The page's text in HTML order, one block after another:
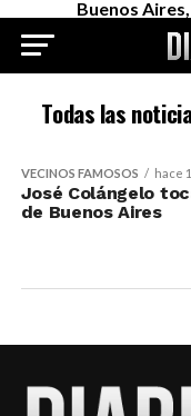
Buenos
Todas las
VECINOS FAMOSOS hace
José Colángelo
de Buenos Aires